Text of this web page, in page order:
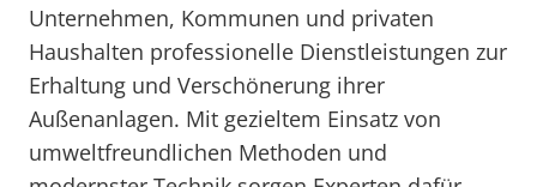
Unternehmen, Kommunen und privaten
Haushalten professionelle Dienstleistungen zur
Erhaltung und Verschönerung ihrer
Außenanlagen. Mit gezieltem Einsatz von
umweltfreundlichen Methoden und